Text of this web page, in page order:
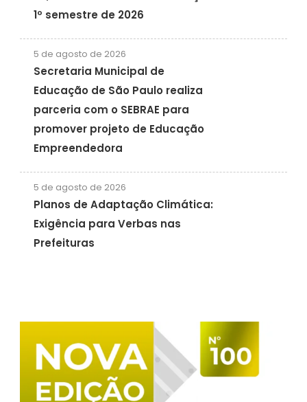
1º semestre de 2026
5 de agosto de 2026
Secretaria Municipal de
Educação de São Paulo realiza
parceria com o SEBRAE para
promover projeto de Educação
Empreendedora
5 de agosto de 2026
Planos de Adaptação Climática:
Exigência para Verbas nas
Prefeituras